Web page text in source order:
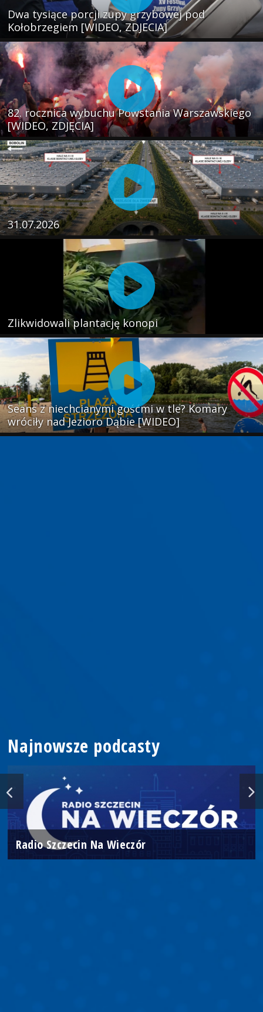
Dwa tysiące porcji zupy grzybowej pod
Kołobrzegiem [WIDEO, ZDJECIA]
82. rocznica wybuchu Powstania Warszawskiego
[WIDEO, ZDJĘCIA]
31.07.2026
Zlikwidowali plantację konopi
Seans z niechcianymi gośćmi w tle? Komary
wróciły nad Jezioro Dąbie [WIDEO]
Najnowsze podcasty
Radio Szczecin Na Wieczór